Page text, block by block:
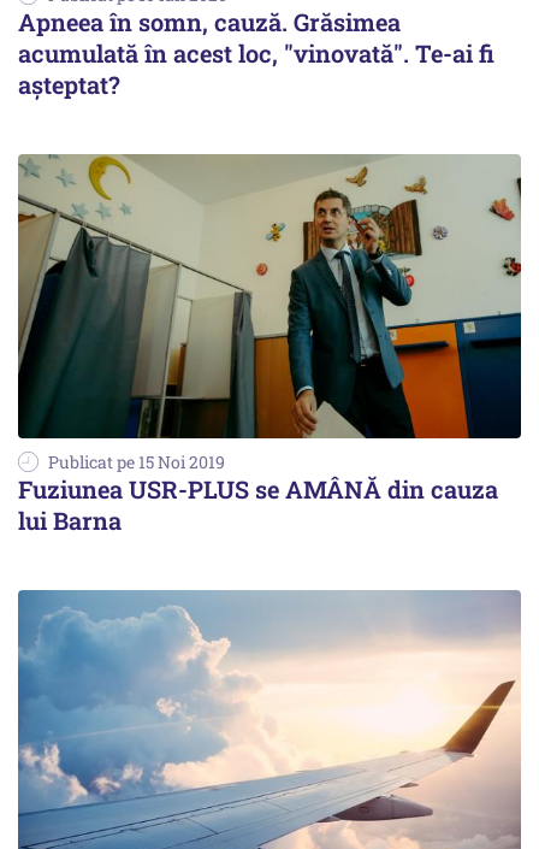
Apneea în somn, cauză. Grăsimea
acumulată în acest loc, "vinovată". Te-ai fi
așteptat?
Publicat pe 15 Noi 2019
Fuziunea USR-PLUS se AMÂNĂ din cauza
lui Barna